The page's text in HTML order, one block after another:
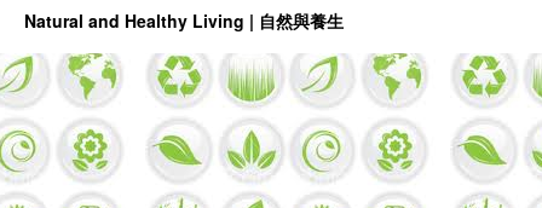
Natural and Healthy Living | 自然與養生